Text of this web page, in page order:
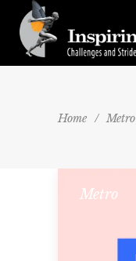
Home / Metro
Metro